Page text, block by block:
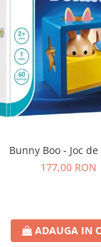
Bunny Boo - Joc
177,00 RON
ADAUGA IN